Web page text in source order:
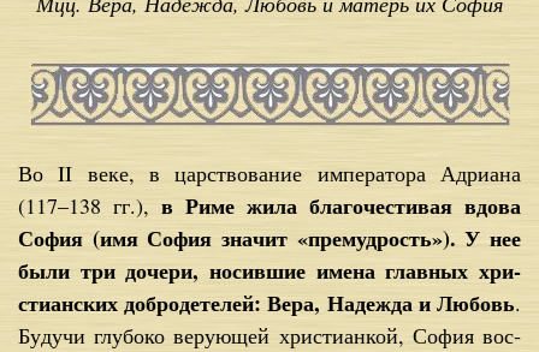
Во II ве­ке, в цар­ство­ва­ние им­пе­ра­то­ра Адри­а­на
(117–138 гг.), в Ри­ме жи­ла бла­го­че­сти­вая вдо­ва
Со­фия (имя Со­фия зна­чит «пре­муд­рость»). У нее
бы­ли три до­че­ри, но­сив­шие име­на глав­ных хри­
сти­ан­ских доб­ро­де­те­лей: Ве­ра, На­деж­да и Лю­бовь.
Бу­дучи глу­бо­ко ве­ру­ю­щей хри­сти­ан­кой, Со­фия вос­